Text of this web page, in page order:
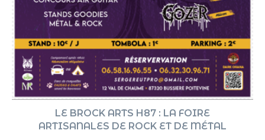
LE BROCK ARTS H87 : LA FOIRE
ARTISANALES DE ROCK ET DE MÉTAL